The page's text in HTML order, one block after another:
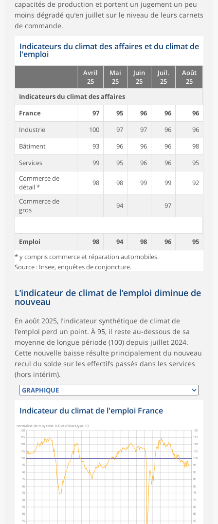
capacités de production et portent un jugement un peu
moins dégradé qu’en juillet sur le niveau de leurs carnets
de commande.
Indicateurs du climat des affaires et du climat de
l'emploi
Avril
25
Mai
25
Juin
25
Juil.
25
Août
25
Indicateurs du climat des affaires
France
97 95 96 96
96
Industrie
100 97 97 96
96
Bâtiment
93 96 96 96
98
Services
99 95 96 96
95
Commerce de
détail *
98 98 99 99 92
Commerce de
gros
94 97
Emploi 98 94 98 96
95
* y compris commerce et réparation automobiles.
Source : Insee, enquêtes de conjoncture.
L’indicateur de climat de l’emploi diminue de
nouveau
En août 2025, l’indicateur synthétique de climat de
l’emploi perd un point. À 95, il reste au-dessous de sa
moyenne de longue période (100) depuis juillet 2024.
Cette nouvelle baisse résulte principalement du nouveau
recul du solde sur les effectifs passés dans les services
(hors intérim).
Indicateur du climat de l'emploi France
100
105
110
115
120
95
90
85
80
75
70
65
60
55
55
60
65
70
75
80
85
90
95
100
105
110
115
120
normalisé de moyenne 100 et d'écart-type 10